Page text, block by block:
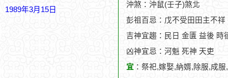
1989年3月15日
沖煞：沖鼠(壬子)煞北
彭祖百忌：戊不受田田主不
吉神宜趨：民日 金匱 益後 時
凶神宜忌：河魁 死神 天吏
宜 ：祭祀,嫁娶,納婿,除服,成